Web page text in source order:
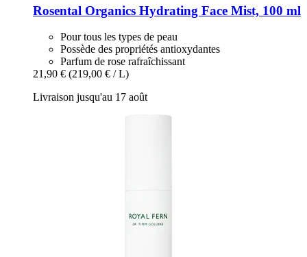
Rosental Organics Hydrating Face Mist, 100 ml
Pour tous les types de peau
Possède des propriétés antioxydantes
Parfum de rose rafraîchissant
21,90 € (219,00 € / L)
Livraison jusqu'au 17 août